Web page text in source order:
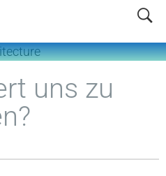
search
uns zu